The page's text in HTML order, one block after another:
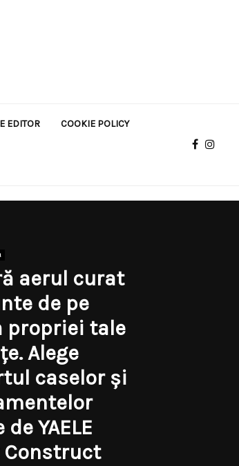
EDITOR COOKIE POLICY
aerul curat
de pe
propriei tale
Alege
caselor și
YAELE
Construct